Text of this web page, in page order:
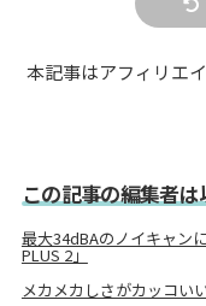
本記事はアフィリエ
この記事の編集者
最大34dBAのノイキャン
PLUS 2」
メカメカしさがカッコい